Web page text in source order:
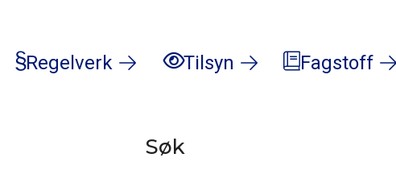
Regelverk Tilsyn Fagstoff
Søk